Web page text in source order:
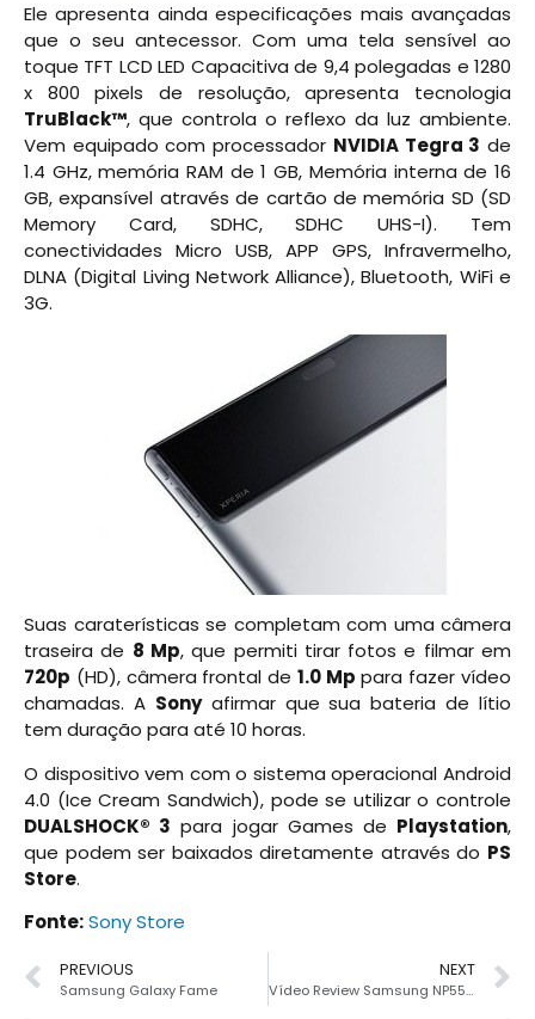
Ele apresenta ainda especificações mais avançadas
que o seu antecessor. Com uma tela sensível ao
toque TFT LCD LED Capacitiva de 9,4 polegadas e 1280
x 800 pixels de resolução, apresenta tecnologia
TruBlack™, que controla o reflexo da luz ambiente.
Vem equipado com processador NVIDIA Tegra 3 de
1.4 GHz, memória RAM de 1 GB, Memória interna de 16
GB, expansível através de cartão de memória SD (SD
Memory Card, SDHC, SDHC UHS-I). Tem
conectividades Micro USB, APP GPS, Infravermelho,
DLNA (Digital Living Network Alliance), Bluetooth, WiFi e
3G.
Suas caraterísticas se completam com uma câmera
traseira de 8 Mp, que permiti tirar fotos e filmar em
720p (HD), câmera frontal de 1.0 Mp para fazer vídeo
chamadas. A Sonyafirmar que sua bateria de lítio
tem duração para até 10 horas.
O dispositivo vem com o sistema operacional Android
4.0 (Ice Cream Sandwich), pode se utilizar o controle
DUALSHOCK® 3 para jogar Games de Playstation,
que podem ser baixados diretamente através do PS
Store.
Fonte:Sony Store
PREVIOUS
Samsung Galaxy Fame
NEXT
Vídeo Review Samsung NP550P5C